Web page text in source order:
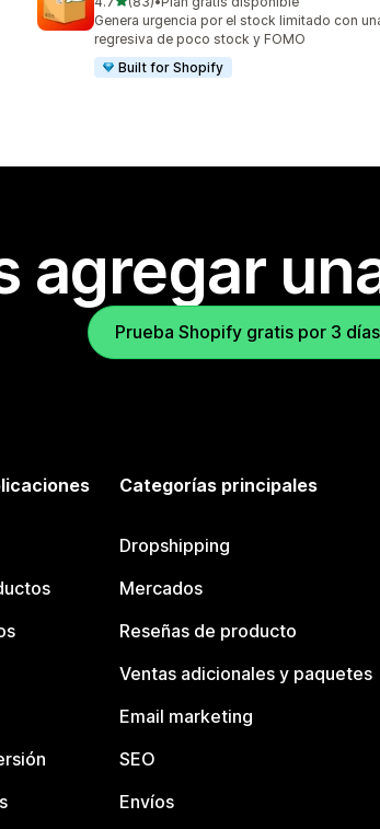
83 reseñas en total
Genera urgencia por el stock limitado con
regresiva de poco stock y FOMO
Built for Shopify
agregar
Prueba Shopify gratis por 3 días
Categorías principales
Dropshipping
Mercados
Reseñas de producto
Ventas adicionales y paquetes
Email marketing
SEO
Envíos